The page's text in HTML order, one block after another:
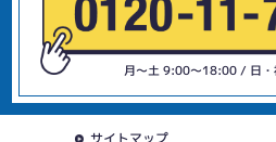
月〜土 9:00〜18:00 / 日
サイトマップ